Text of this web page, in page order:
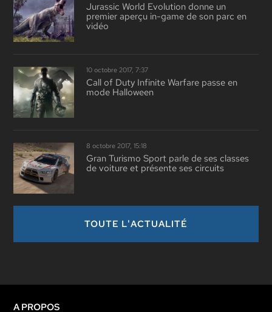
Jurassic World Evolution donne un
premier aperçu in-game de son parc en
vidéo
10 octobre 2017, 7:37
Call of Duty Infinite Warfare passe en
mode Halloween
8 octobre 2017, 15:18
Gran Turismo Sport parle de ses classes
de voiture et présente ses circuits
TOUTE L'ACTUALITÉ
A PROPOS